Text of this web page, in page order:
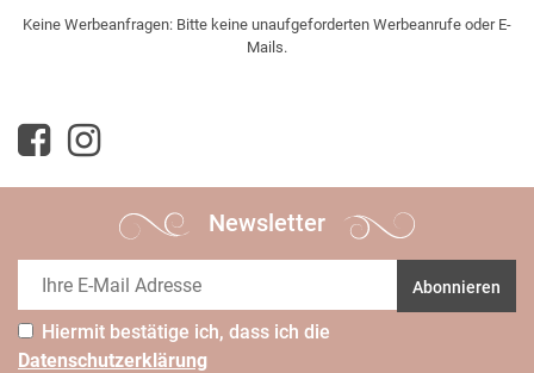
Keine Werbeanfragen: Bitte keine unaufgeforderten Werbeanrufe oder E-
Mails.
Newsletter
Abonnieren
Hiermit bestätige ich, dass ich die
Daten­schutz­erklärung